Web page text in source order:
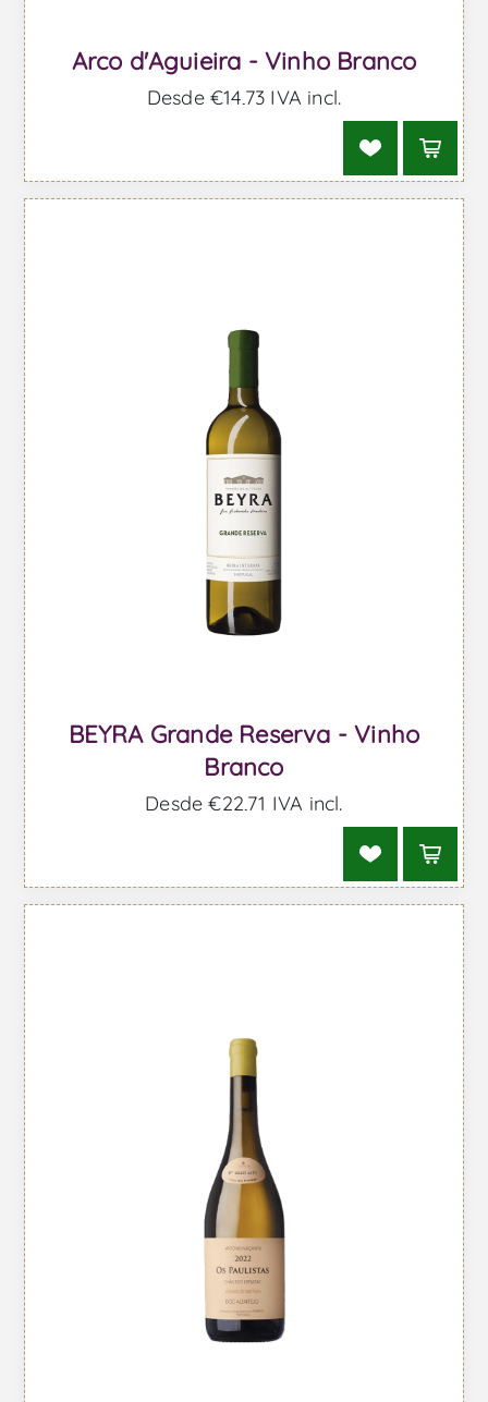
Arco d'Aguieira - Vinho Branco
Desde €14,73 IVA incl.
BEYRA Grande Reserva - Vinho
Branco
Desde €22,71 IVA incl.